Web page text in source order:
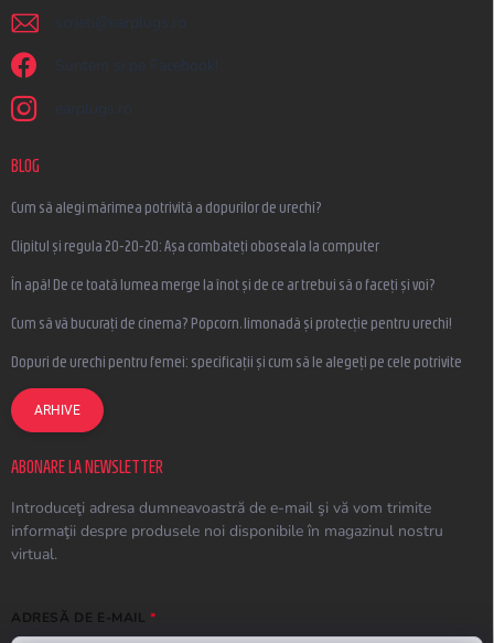
scrieti @ earplugs.ro
Suntem și pe Facebook!
earplugs.ro
BLOG
Cum să alegi mărimea potrivită a dopurilor de urechi?
Clipitul și regula 20-20-20: Așa combateți oboseala la computer
În apă! De ce toată lumea merge la înot și de ce ar trebui să o faceți și voi?
Cum să vă bucurați de cinema? Popcorn, limonadă și protecție pentru urechi!
Dopuri de urechi pentru femei: specificații și cum să le alegeți pe cele potrivite
ARHIVE
ABONARE LA NEWSLETTER
Introduceţi adresa dumneavoastră de e-mail şi vă vom trimite
informaţii despre produsele noi disponibile în magazinul nostru
virtual.
ADRESĂ DE E-MAIL